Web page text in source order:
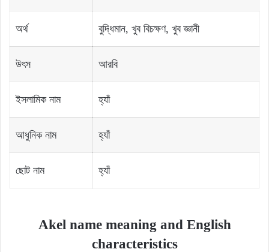
অর্থ বুদ্ধিমান, খুব বিচক্ষণ, খুব জ্ঞানী
উৎস আরবি
ইসলামিক নাম হ্যাঁ
আধুনিক নাম হ্যাঁ
ছোট নাম হ্যাঁ
Akel name meaning and English
characteristics